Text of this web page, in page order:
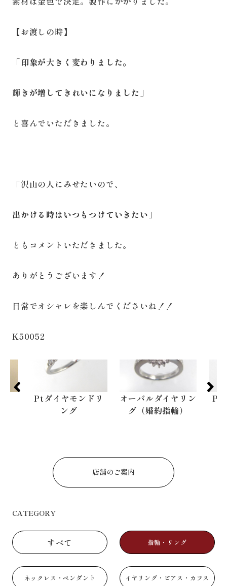
【お渡しの時】
「印象が大きく変わりました。
輝きが増してきれいになりました」
と喜んでいただきました。
「沢山の人にみせたいので、
出かける時はいつもつけていきたい」
ともコメントいただきました。
ありがとうございます！
日常でオシャレを楽しんでくださいね！！
K50052
Ptダイヤモンドリ
ング
オーバルダイヤリン
グ（婚約指輪）
Pt
店舗のご案内
CATEGORY
すべて 指輪・リング
ネックレス・ペンダント イヤリング・ピアス・カフス